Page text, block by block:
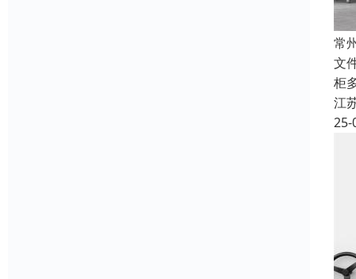
常
文
柜
江
25-